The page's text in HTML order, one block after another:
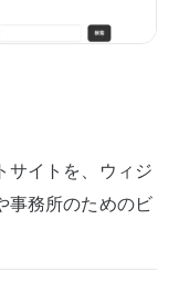
サイトを、ウィジ
事務所のためのビ